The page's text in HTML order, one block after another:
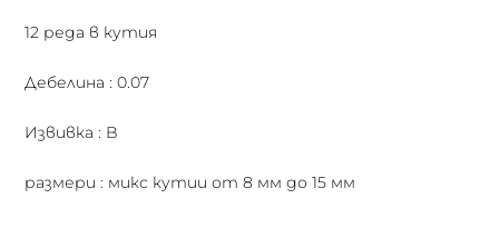
12 реда в кутия
Дебелина : 0.07
Извивка : B
размери : микс кутии от 8 мм до 15 мм